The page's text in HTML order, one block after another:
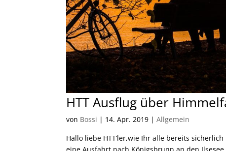
HTT Ausflug über
von Bossi | 14. Apr. 2019 |Allgemein
Hallo liebe HTT’ler,wie Ihr alle bereits